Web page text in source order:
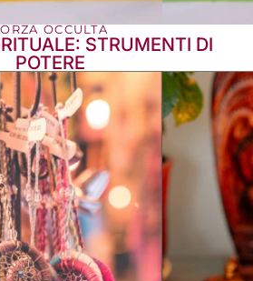
OCCULTA
STRUMENTI DI
POTERE